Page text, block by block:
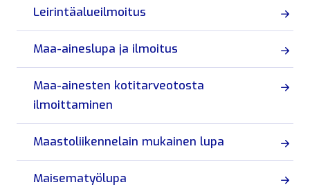
Leirintäalueilmoitus
Maa-aineslupa ja ilmoitus
Maa-ainesten kotitarveotosta
ilmoittaminen
Maastoliikennelain mukainen lupa
Maisematyölupa